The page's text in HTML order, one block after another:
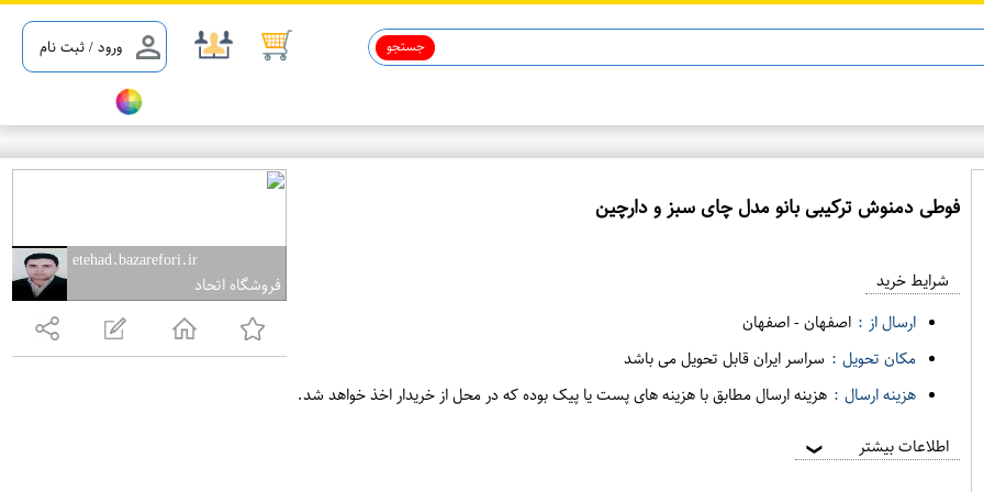
ورود / ثبت نام جستجو
etehad.bazarefori.ir
فروشگاه اتحاد
فوطی دمنوش ترکیبی بانو مدل چای سبز و دارچین
ر
و
شرایط خرید
ارسال از : اصفهان-اصفهان
مکان تحویل : سراسر ایران قابل تحویل می باشد
هزینه ارسال : هزینه ارسال مطابق با هزینه های پست یا پیک بوده که در محل از خریدار اخذ خواهد شد.
اطلاعات بیشتر ❯